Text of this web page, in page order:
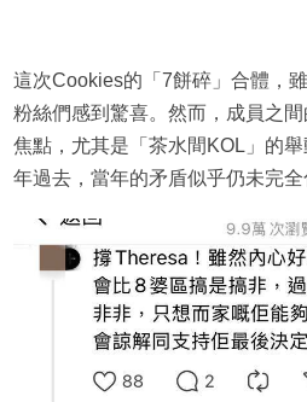
這次Cookies的「7餅碎」合體，
粉絲們感到驚喜。然而，成員之
焦點，尤其是「茶水間KOL」的
年過去，當年的矛盾似乎仍未完全